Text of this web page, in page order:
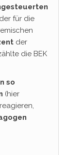
für die
der
die BEK
so
(hier